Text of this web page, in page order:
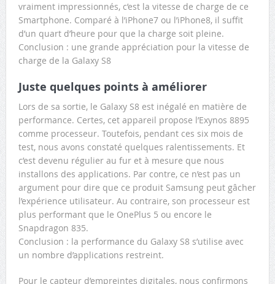
vraiment impressionnés, c’est la vitesse de charge de ce
Smartphone. Comparé à l’iPhone7 ou l’iPhone8, il suffit
d’un quart d’heure pour que la charge soit pleine.
Conclusion : une grande appréciation pour la vitesse de
charge de la Galaxy S8
Juste quelques points à améliorer
Lors de sa sortie, le Galaxy S8 est inégalé en matière de
performance. Certes, cet appareil propose l’Exynos 8895
comme processeur. Toutefois, pendant ces six mois de
test, nous avons constaté quelques ralentissements. Et
c’est devenu régulier au fur et à mesure que nous
installons des applications. Par contre, ce n’est pas un
argument pour dire que ce produit Samsung peut gâcher
l’expérience utilisateur. Au contraire, son processeur est
plus performant que le OnePlus 5 ou encore le
Snapdragon 835.
Conclusion : la performance du Galaxy S8 s’utilise avec
un nombre d’applications restreint.
Pour le capteur d’empreintes digitales, nous confirmons